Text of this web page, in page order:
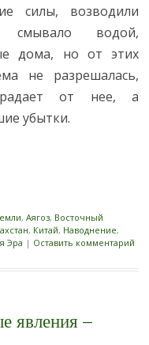
силы, возводили
водой,
дома, но от этих
не разрешалась,
от нее, а
убытки.
, Аягоз, Восточный
, Китай, Наводнение,
Эра | Оставить комментарий
явления –